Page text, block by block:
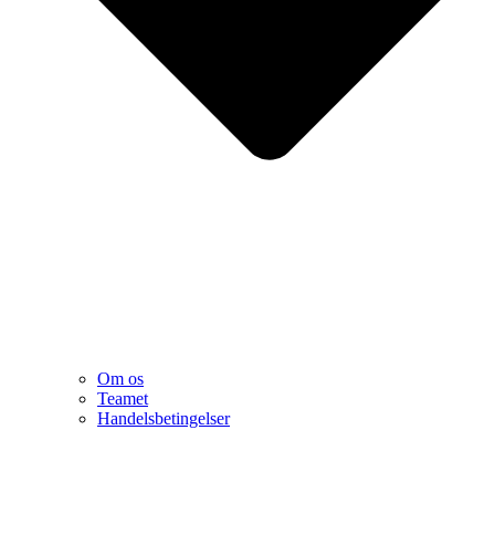
Om os
Teamet
Handelsbetingelser